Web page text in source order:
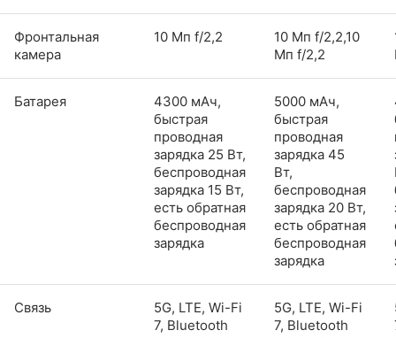
Фронтальная
камера
10 Мп f/2,2
10 Мп f/2,2,10
Мп f/2,2
Батарея
4300 мАч,
быстрая
проводная
зарядка 25 Вт,
беспроводная
зарядка 15 Вт,
есть обратная
беспроводная
зарядка
5000 мАч,
быстрая
проводная
зарядка 45
Вт,
беспроводная
зарядка 20 Вт,
есть обратная
беспроводная
зарядка
Связь
5G, LTE, Wi-Fi
7, Bluetooth
5G, LTE, Wi-Fi
7, Bluetooth